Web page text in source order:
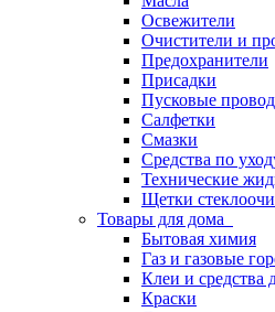
Освежители
Очистители и
Предохранители
Присадки
Пусковые
Салфетки
Смазки
Средства по
Технические
Щетки
Товары для дома
Бытовая химия
Газ и газовые
Клеи и средства
Краски